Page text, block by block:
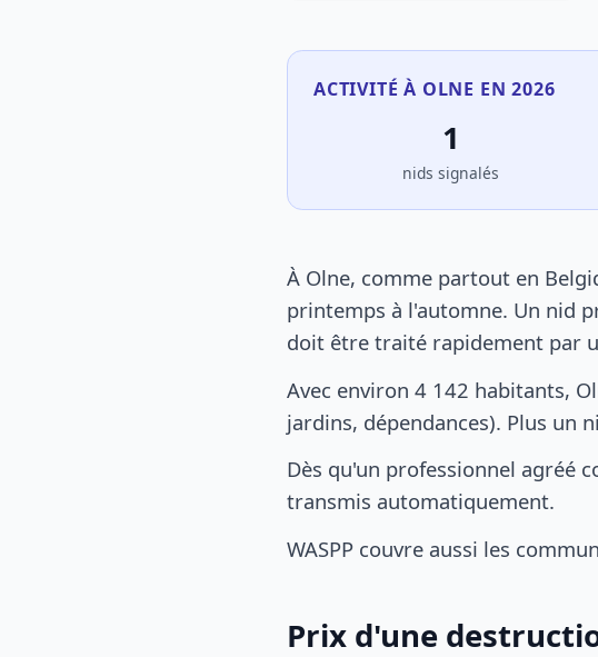
ACTIVITÉ À OLNE EN 2026
1
nids signalés
À Olne, comme partout en
printemps à l'automne. Un nid
doit être traité rapidement par
Avec environ 4 142 habitants,
jardins, dépendances). Plus un
Dès qu'un professionnel agréé
transmis automatiquement.
WASPP couvre aussi les
Prix d'une